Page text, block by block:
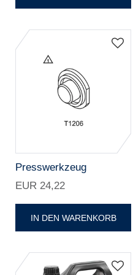
Presswerkzeug
EUR 24,22
IN DEN WARENKORB